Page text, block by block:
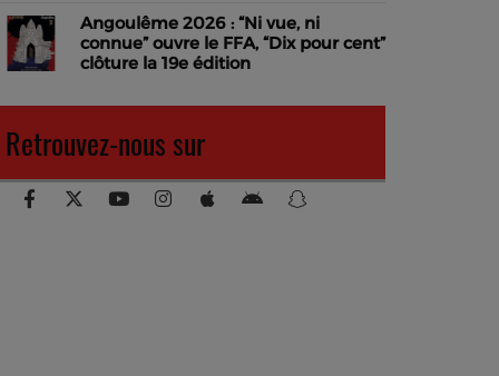
Angoulême 2026 : “Ni vue, ni
connue” ouvre le FFA, “Dix pour cent”
clôture la 19e édition
Retrouvez-nous sur